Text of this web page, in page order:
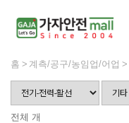
홈 계측/공구/농임업/어업
전체 개